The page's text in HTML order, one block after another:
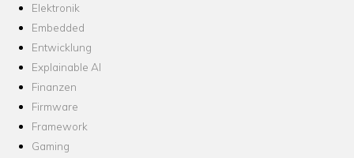
Elektronik
Embedded
Entwicklung
Explainable AI
Finanzen
Firmware
Framework
Gaming